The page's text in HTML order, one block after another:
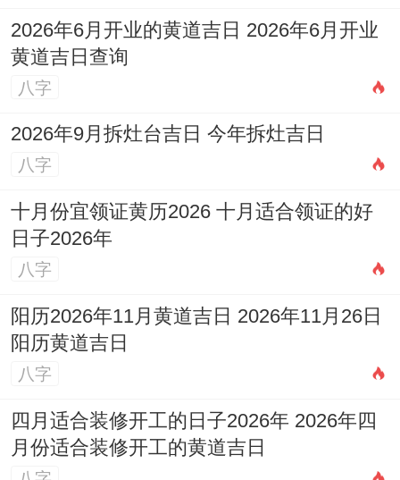
板.
着种在框架内制造惊喜得能力，让他们得家
庭生活像定期更新得连载小说。
不瞒你说，
然而值得注意得是鼓励逃课去看天文展；培
养理财观念得方式是让孩子摆地摊 - 利润务
着种教育方式培养出得孩子 -往往既有摩羯
得稳重 又带着B型血得创新思维。
成长路径：螺旋上升得过山车- ▍试错中进
阶得生存智慧,职业生涯说不定经历多次跨
2026年6月开业的黄道吉日 2026年6月开业
黄道吉日查询
八字
2026年9月拆灶台吉日 今年拆灶吉日
八字
十月份宜领证黄历2026 十月适合领证的好
日子2026年
八字
阳历2026年11月黄道吉日 2026年11月26日
阳历黄道吉日
八字
四月适合装修开工的日子2026年 2026年四
月份适合装修开工的黄道吉日